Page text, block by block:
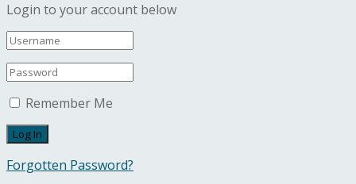
Login to your account below
Remember Me
Forgotten Password?